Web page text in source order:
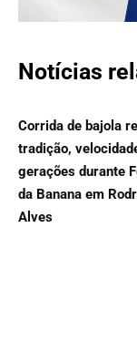
Notícias
Corrida de bajola
tradição,
gerações durante
da Banana em
Alves